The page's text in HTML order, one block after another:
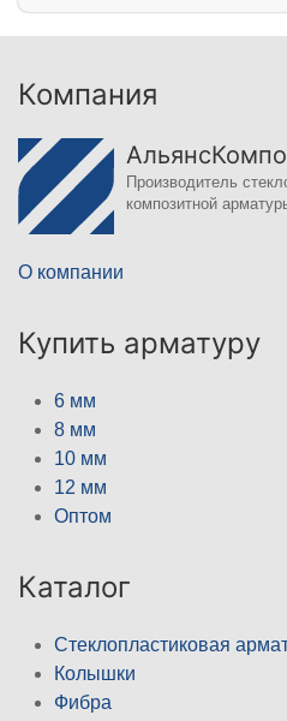
Компания
Производитель
композитной
О компании
Купить арматуру
6 мм
8 мм
10 мм
12 мм
Оптом
Каталог
Стеклопластиковая
Колышки
Фибра